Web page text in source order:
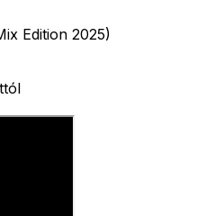
Edition 2025)